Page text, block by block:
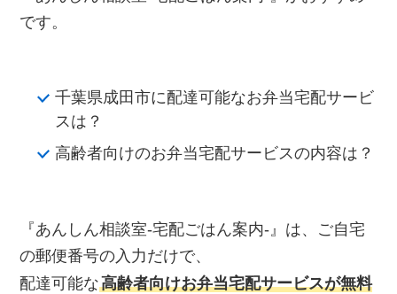
です。
千葉県成田市に配達可能なお弁当宅配サービ
スは？
高齢者向けのお弁当宅配サービスの内容は？
『あんしん相談室‐宅配ごはん案内‐』は、ご自宅
の郵便番号の入力だけで、
配達可能な高齢者向けお弁当宅配サービスが無料